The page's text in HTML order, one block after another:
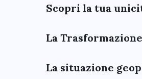
Scopri la tua
La
La situazione